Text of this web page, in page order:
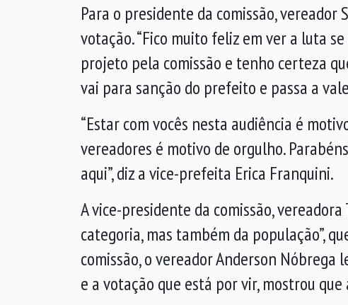
Para o presidente da comissão,
votação. “Fico muito feliz em ver a luta
projeto pela comissão e tenho certeza
vai para sanção do prefeito e passa a
“Estar com vocês nesta audiência é
vereadores é motivo de orgulho.
aqui”, diz a vice-prefeita Erica Franquini.
A vice-presidente da comissão,
categoria, mas também da população”,
comissão, o vereador Anderson
e a votação que está por vir, mostrou